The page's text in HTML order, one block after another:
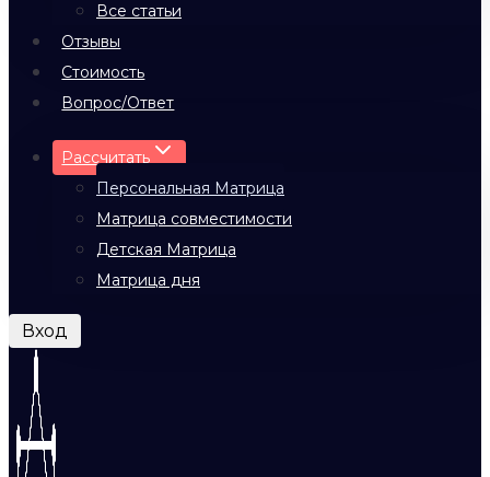
Все статьи
Отзывы
Стоимость
Вопрос/Ответ
Рассчитать
Персональная Матрица
Матрица совместимости
Детская Матрица
Матрица дня
Вход